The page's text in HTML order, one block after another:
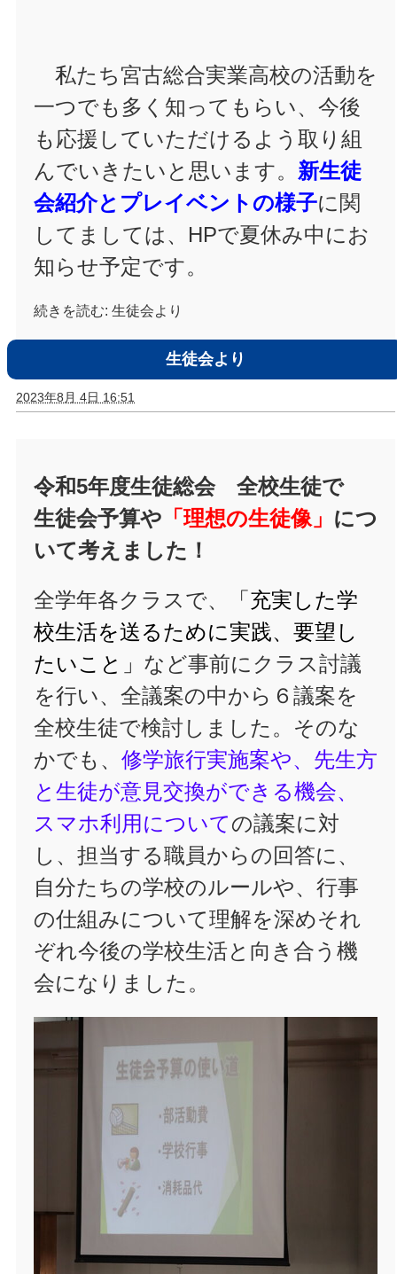
私たち宮古総合実業高校の活動を
一つでも多く知ってもらい、今後
も応援していただけるよう取り組
んでいきたいと思います。 新生徒
会紹介とプレイベントの様子に関
してましては、HPで夏休み中にお
知らせ予定です。
続きを読む: 生徒会より
生徒会より
2023年8月 4日 16:51
令和5年度生徒総会 全校生徒で
生徒会予算や 「理想の生徒像」 につ
いて考えました！
全学年各クラスで、
「充実した学
校生活を送るために実践、要望し
たいこと」 など事前にクラス討議
を行い、全議案の中から６議案を
全校生徒で検討しました。そのな
かでも、 修学旅行実施案や、先生方
と生徒が意見交換ができる機会、
スマホ利用についての議案に対
し、担当する職員からの回答に、
自分たちの学校のルールや、行事
の仕組みについて理解を深めそれ
ぞれ今後の学校生活と向き合う機
会になりました。